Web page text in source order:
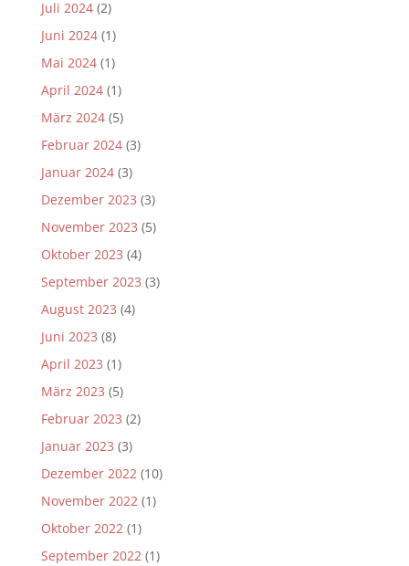
Juli 2024(2)
Juni 2024(1)
Mai 2024(1)
April 2024(1)
März 2024(5)
Februar 2024(3)
Januar 2024(3)
Dezember 2023 (3)
November 2023 (5)
Oktober 2023 (4)
September 2023 (3)
August 2023 (4)
Juni 2023 (8)
April 2023 (1)
März 2023 (5)
Februar 2023 (2)
Januar 2023 (3)
Dezember 2022(10)
November 2022(1)
Oktober 2022(1)
September 2022(1)